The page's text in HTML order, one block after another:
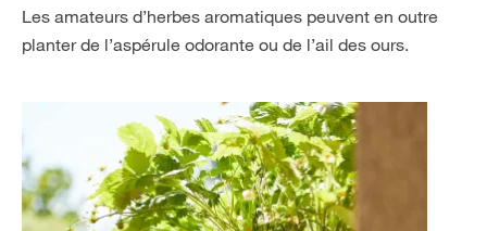
Les amateurs d’herbes aromatiques peuvent en outre
planter de l’aspérule odorante ou de l’ail des ours.